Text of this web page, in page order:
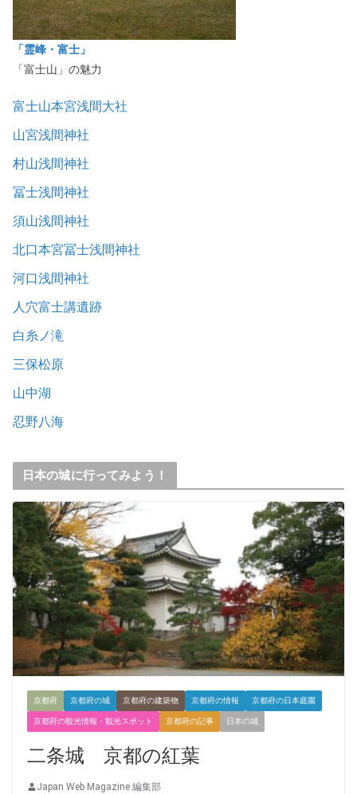
「霊峰・富士」
「富士山」の魅力
富士山本宮浅間大社
山宮浅間神社
村山浅間神社
冨士浅間神社
須山浅間神社
北口本宮冨士浅間神社
河口浅間神社
人穴富士講遺跡
白糸ノ滝
三保松原
山中湖
忍野八海
日本の城に行ってみよう！
京都府 京都府の城 京都府の建築物 京都府の情報 京都府の日本庭園
京都府の観光情報・観光スポット 京都府の記事 日本の城
二条城 京都の紅葉
Japan Web Magazine 編集部